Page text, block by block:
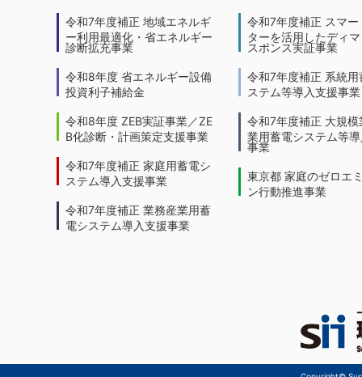
令和7年度補正 地域エネルギ
ー利用最適化・省エネルギー
診断拡充事業
令和8年度 省エネルギー設備
投資利子補給金
令和8年度 ZEB実証事業／ZE
B化診断・計画策定支援事業
令和7年度補正 家庭用蓄電シ
ステム導入支援事業
令和7年度補正 業務産業用蓄
電システム導入支援事業
令和7年度補正 スマー
ターを活用したディ
スポンス実証事業
令和7年度補正 系統用
ステム等導入支援事業
令和7年度補正 大規模
業用蓄電システム等
事業
東京都 家庭のゼロエ
ン行動推進事業